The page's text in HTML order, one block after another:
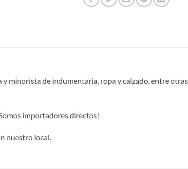
minorista de indumentaria, ropa y calzado, entre
importadores directos!
nuestro local.